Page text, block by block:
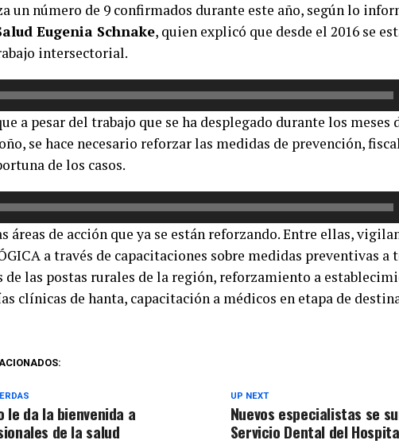
un número de 9 confirmados durante este año, según lo
Eugenia Schnake, quien explicó que desde el 2016 se
intersectorial.
a pesar del trabajo que se ha desplegado durante los meses
se hace necesario reforzar las medidas de prevención,
de los casos.
áreas de acción que ya se están reforzando. Entre ellas,
a través de capacitaciones sobre medidas preventivas a
de las postas rurales de la región, reforzamiento a
clínicas de hanta, capacitación a médicos en etapa de
UP NEXT
Nuevos especialistas se
Servicio Dental del
le da la bienvenida a
de la salud